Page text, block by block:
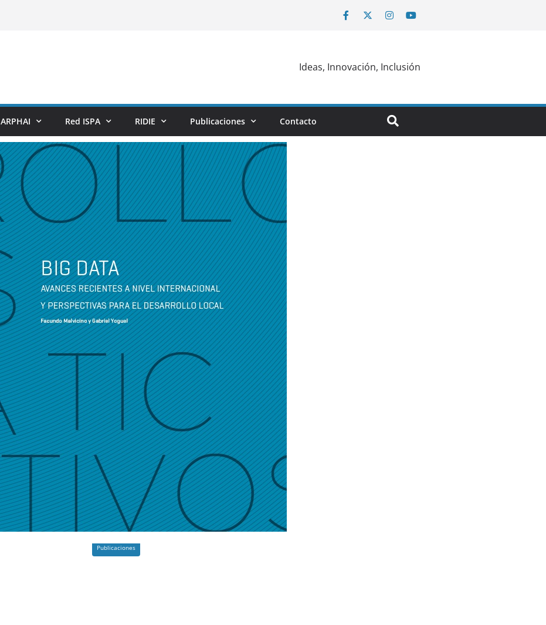
Ideas, Innovación, Inclusión
ARPHAI Red ISPA RIDIE Publicaciones Contacto
Publicaciones